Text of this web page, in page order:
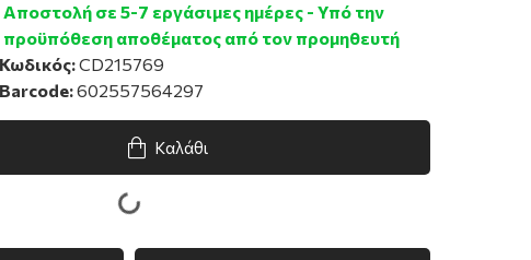
Αποστολή σε 5-7 εργάσιμες ημέρες - Υπό την
προϋπόθεση αποθέματος από τον προμηθευτή
Κωδικός:CD215769
Barcode:602557564297
Καλάθι